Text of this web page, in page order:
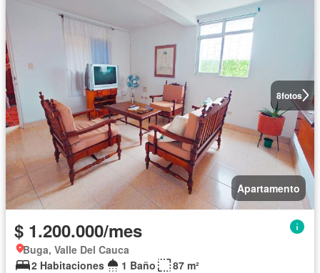
8fotos
Apartamento
$ 1.200.000/mes
Buga, Valle Del Cauca
2 Habitaciones
1 Baño
87 m²